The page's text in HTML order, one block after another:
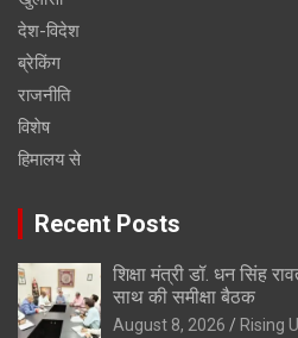
देश-विदेश
ब्रेकिंग
राजनीति
विशेष
हिमालय से
Recent Posts
शिक्षा मंत्री डॉ. धन सिंह
साथ की समीक्षा बैठक
August 8, 2026 Rising